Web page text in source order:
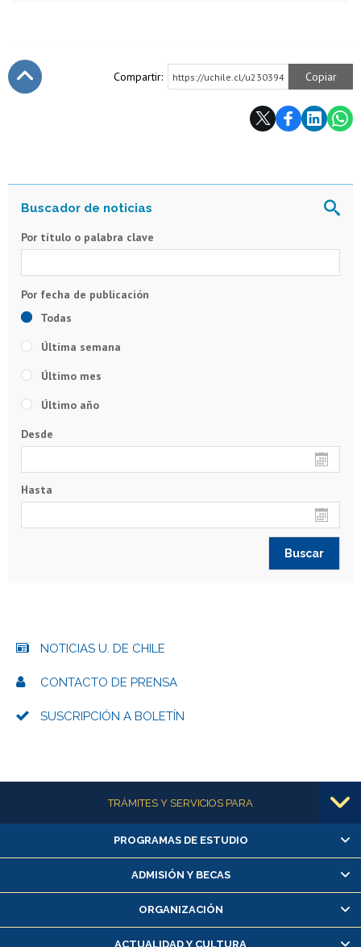
Compartir: https://uchile.cl/u230394 Copiar
Por título o palabra clave
Todas
Última semana
Último mes
Último año
Desde
Hasta
NOTICIAS U. DE CHILE
CONTACTO DE PRENSA
SUSCRIPCIÓN A BOLETÍN
Más informaciónTRÁMITES Y SERVICIOS PARA
Alumnas/os y exalumnas/os
Matrícula en línea
Inscripción y cambio de asignaturas
Consulta y certificado de notas
PROGRAMAS DE ESTUDIO
ADMISIÓN Y BECAS
ORGANIZACIÓN
ACTUALIDAD Y CULTURA